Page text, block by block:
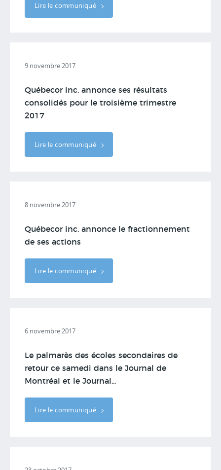
Lire le communiqué
9 novembre 2017
Québecor inc. annonce ses résultats
consolidés pour le troisième trimestre
2017
Lire le communiqué
8 novembre 2017
Québecor inc. annonce le fractionnement
de ses actions
Lire le communiqué
6 novembre 2017
Le palmarès des écoles secondaires de
retour ce samedi dans le Journal de
Montréal et le Journal...
Lire le communiqué